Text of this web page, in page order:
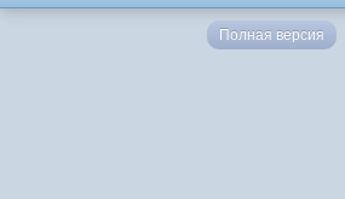
Полная версия